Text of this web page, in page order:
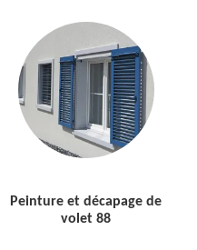
Peinture et décapage de
volet 88